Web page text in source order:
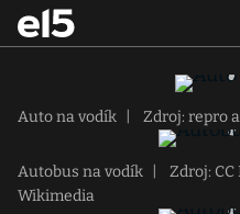
Auto na vodík Zdroj: repro
Autobus na vodík
Zdroj: CC
Wikimedia